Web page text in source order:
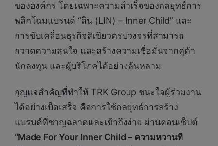
ขององค์กร โดยเฉพาะความสำเร็จของกลยุทธ์การ
พลิกโฉมแบรนด์ “ลิน (LIN) – Inner Child” และ
การขับเคลื่อนธุรกิจสีเขียวครบวงจรที่สามารถ
กวาดความสนใจ และสร้างความเชื่อมั่นจากคู่ค้า
นักลงทุน และผู้บริโภคได้อย่างล้นหลาม
กุญแจสำคัญที่ทำให้ TRK Group ชนะใจผู้ร่วมงาน
ได้อย่างเบ็ดเสร็จ คือการใช้กลยุทธ์การสร้าง
แบรนด์ที่ชาญฉลาดและเข้าถึงง่าย ผ่านคอนเซ็ปต์
“Made For Your Inner Child – ความหวานที่